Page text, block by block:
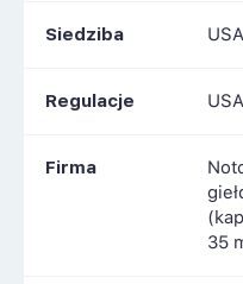
Siedziba USA
Regulacje USA
Firma
35